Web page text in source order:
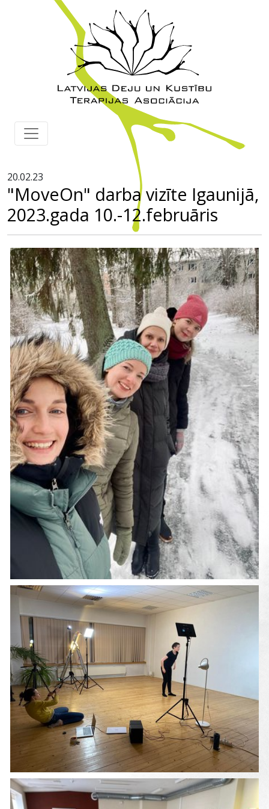
20.02.23
"MoveOn" darba vizīte Igaunijā,
2023.gada 10.-12.februāris